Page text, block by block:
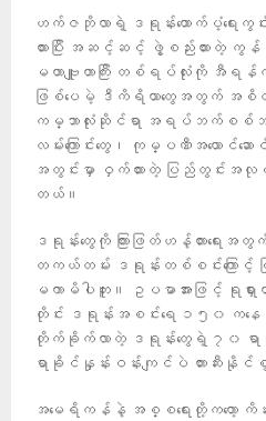
ဟက်ဇဘိုလာရဲ့ ဒရုန်းထောက်ပံ့ရေးကွင်
ထားပြီး အဆင့်ဆင့် ဖွဲ့စည်းထားတဲ့
မဟာဗျူဟာကြီး တစ်ရပ်လုံးကို အီရ
ဖြစ်ပေမဲ့ ဒီကိရိယာတွေအတွက် အစိတ်
ကမ္ဘာလုံးဆိုင်ရာ အရပ်ဘက်စစ်ဘက်
လမ်းကြောင်းတွေ၊ ကုမ္ပဏီအယော
အတွင်းမှာ ဝှက်ထားတဲ့ ပြည်တွင်းအလုပ်
တယ်။
ဒရုန်းတွေကို ကြားဖြတ်ဟန့်တားရေး
တကယ်တမ်း ဒရုန်းတစ်စင်းကြောင့်
မကာမိပါဘူး။ ဥပမာအားဖြင့် ရု
တိုင်း ဒရုန်းအစင်းရေ ၁၅၀ ကန
တိုက်ခိုက်လာတဲ့ ဒရုန်းတွေရဲ့ ၇၀ ရ
ရာခိုင်နှုန်းဝန်းကျင်ပဲ တားဆီးနို
အမေရိကန်နဲ့ အစ္စရေးတို့ကတော့ ကိန်